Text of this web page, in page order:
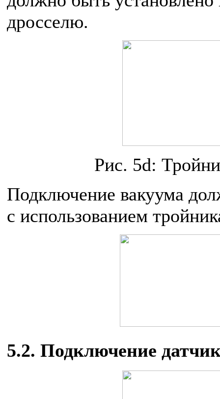
дросселю.
Рис. 5d:
Подключение вакуума
с использованием
5.2. Подключение